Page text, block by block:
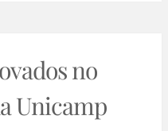
no
Unicamp